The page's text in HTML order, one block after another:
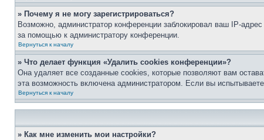
» Почему я не могу зарегистрироваться?
Возможно, администратор конференции заблокировал ваш IP-
за помощью к администратору конференции.
Вернуться к началу
» Что делает функция «Удалить cookies конференции»?
Она удаляет все созданные cookies, которые позволяют вам
эта возможность включена администратором. Если вы
Вернуться к началу
» Как мне изменить мои настройки?